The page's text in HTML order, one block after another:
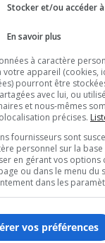
Stocker et/ou accéder
En savoir plus
à caractère
votre appareil (cookies,
pourront être
avec lui, ou
et nous-mêmes
précises.
fournisseurs sont
personnel sur la
en gérant vos options
ou dans le menu
dans les
vos préférences